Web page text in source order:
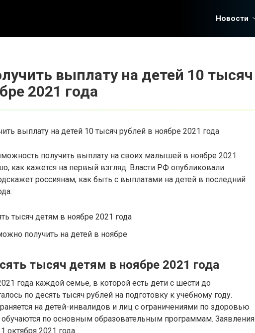
Новости
выплату на детей 10 тысяч
2021 года
получить выплату на своих малышей в ноябре 2021
как кажется на первый взгляд. Власти РФ опубликовали
россиянам, как быть с выплатами на детей в последний
тысяч детям в ноябре 2021 года
получить на детей в ноябре
тысяч детям в ноябре 2021 года
года каждой семье, в которой есть дети с шести до
по десять тысяч рублей на подготовку к учебному году.
на детей-инвалидов и лиц с ограничениями по здоровью
обучаются по основным образовательным программам. Заявления
октября 2021 года.